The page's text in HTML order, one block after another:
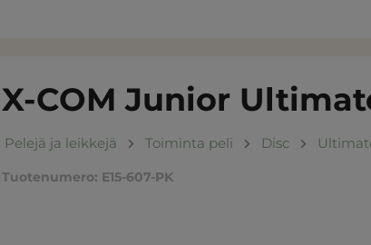
X-COM Junior
Pelejä ja leikkejä Toiminta peli Disc
Tuotenumero: E15-607-PK